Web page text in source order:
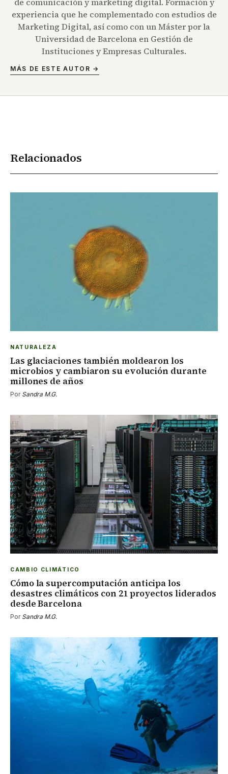
experiencia que he complementado con estudios de
Marketing Digital, así como con un Máster por la
Universidad de Barcelona en Gestión de
Instituciones y Empresas Culturales.
MÁS DE ESTE AUTOR →
Relacionados
NATURALEZA
Las glaciaciones también moldearon los
microbios y cambiaron su evolución durante
millones de años
Por Sandra M.G.
CAMBIO CLIMÁTICO
Cómo la supercomputación anticipa los
desastres climáticos con 21 proyectos liderados
desde Barcelona
Por Sandra M.G.